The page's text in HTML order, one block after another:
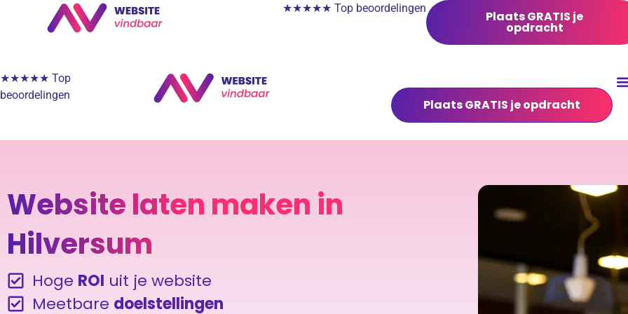
★★★★★ Top beoordelingen
Plaats GRATIS je
opdracht
★★★★★ Top
beoordelingen
Plaats GRATIS je opdracht
Website laten maken in
Hilversum
Hoge ROI uit je website
Meetbare doelstellingen